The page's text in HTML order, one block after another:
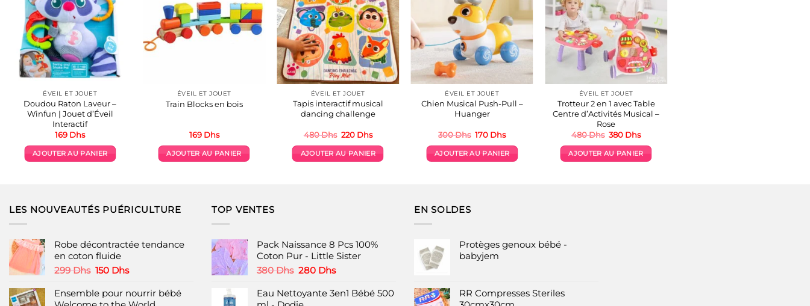
ÉVEIL ET JOUET
Doudou Raton Laveur –
Winfun | Jouet d’Éveil
Interactif
169 Dhs
AJOUTER AU PANIER
ÉVEIL ET JOUET
Train Blocks en bois
169 Dhs
AJOUTER AU PANIER
ÉVEIL ET JOUET
Tapis interactif musical
dancing challenge
480Dhs Le
initial
était :
220 DhsLe
actuel
est :
AJOUTER AU PANIER
ÉVEIL ET JOUET
Chien Musical Push-Pull –
Huanger
300Dhs Le
initial
était :
170 DhsLe
actuel
est :
AJOUTER AU PANIER
ÉVEIL ET JOUET
Trotteur 2 en 1 avec Table
Centre d’Activités Musical –
Rose
480Dhs Le
initial
était :
380 DhsLe
actuel
est :
AJOUTER AU PANIER
LES NOUVEAUTÉS PUÉRICULTURE
Robe décontractée tendance
en coton fluide
299Dhs Le
initial
150 DhsLe
actuel
Ensemble pour nourrir bébé
TOP VENTES
Pack Naissance 8 Pcs 100%
Coton Pur - Little Sister
380Dhs Le
initial
280 DhsLe
actuel
Eau Nettoyante 3en1 Bébé 500
EN SOLDES
Protèges genoux bébé -
babyjem
RR Compresses Steriles